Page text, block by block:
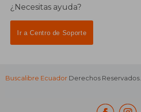
¿Necesitas ayuda?
Ir a Centro de Soporte
Buscalibre Ecuador Derechos Reservados.